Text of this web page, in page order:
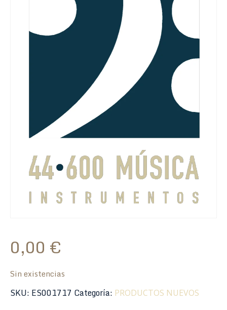
0,00 €
Sin existencias
SKU: ES001717 Categoría: PRODUCTOS NUEVOS